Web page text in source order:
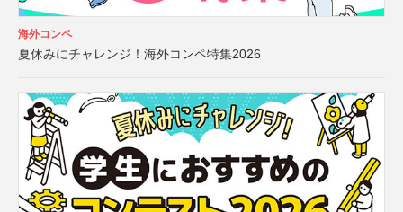
海外コンペ
夏休みにチャレンジ！海外コンペ特集2026